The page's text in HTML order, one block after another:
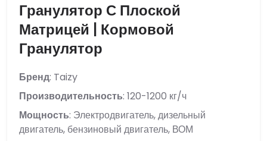
Гранулятор С Плоской
Матрицей | Кормовой
Гранулятор
Бренд: Taizy
Производительность: 120-1200 кг/ч
Мощность: Электродвигатель, дизельный
двигатель, бензиновый двигатель, ВОМ